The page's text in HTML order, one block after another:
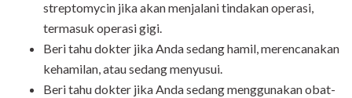
streptomycin jika akan menjalani tindakan operasi,
termasuk operasi gigi.
Beri tahu dokter jika Anda sedang hamil, merencanakan
kehamilan, atau sedang menyusui.
Beri tahu dokter jika Anda sedang menggunakan obat-